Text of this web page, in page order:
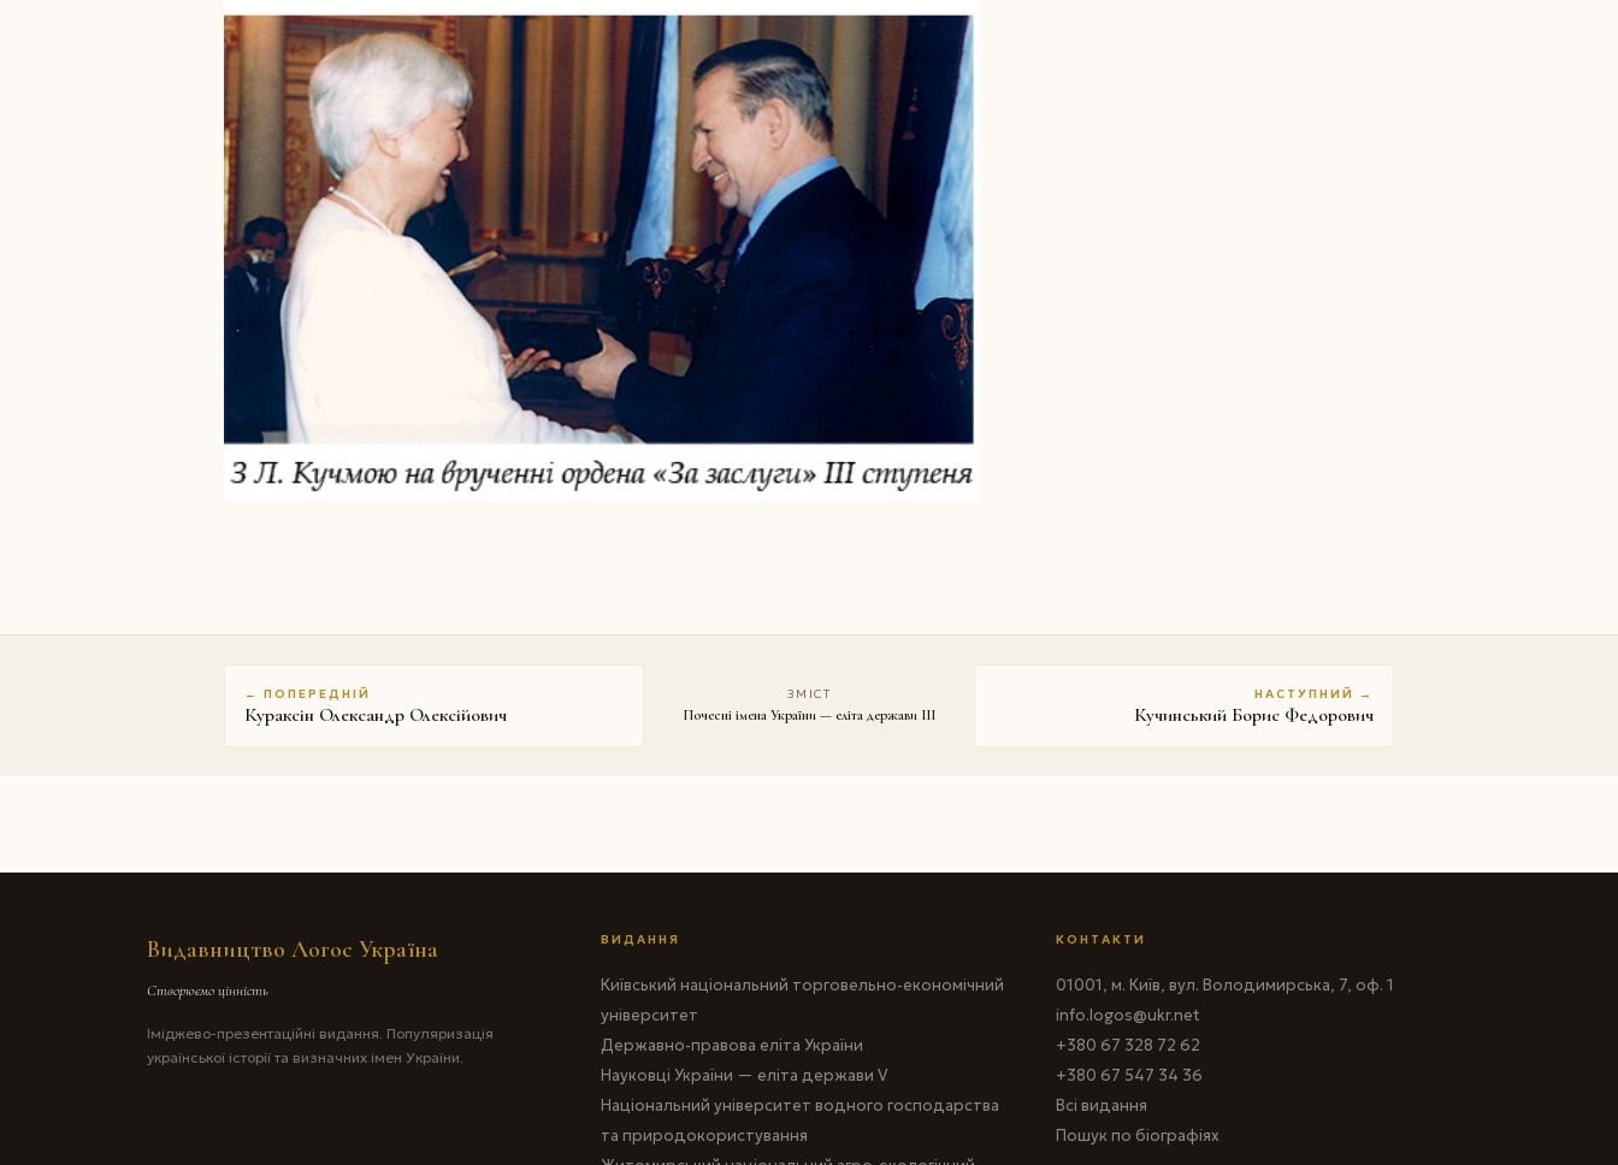
← ПОПЕРЕДНІЙ
Кураксін Олександр Олексійович
ЗМІСТ
Почесні імена України — еліта держави III
НАСТУПНИЙ →
Кучинський Борис Федорович
Видавництво Логос Україна
Створюємо цінність
Іміджево-презентаційні видання. Популяризація
української історії та визначних імен України.
ВИДАННЯ
Київський національний торговельно-економічний
університет
Державно-правова еліта України
Науковці України — еліта держави V
Національний університет водного господарства
та природокористування
КОНТАКТИ
01001, м. Київ, вул. Володимирська, 7, оф. 1
info.logos@ukr.net
+380 67 328 72 62
+380 67 547 34 36
Всі видання
Пошук по біографіях